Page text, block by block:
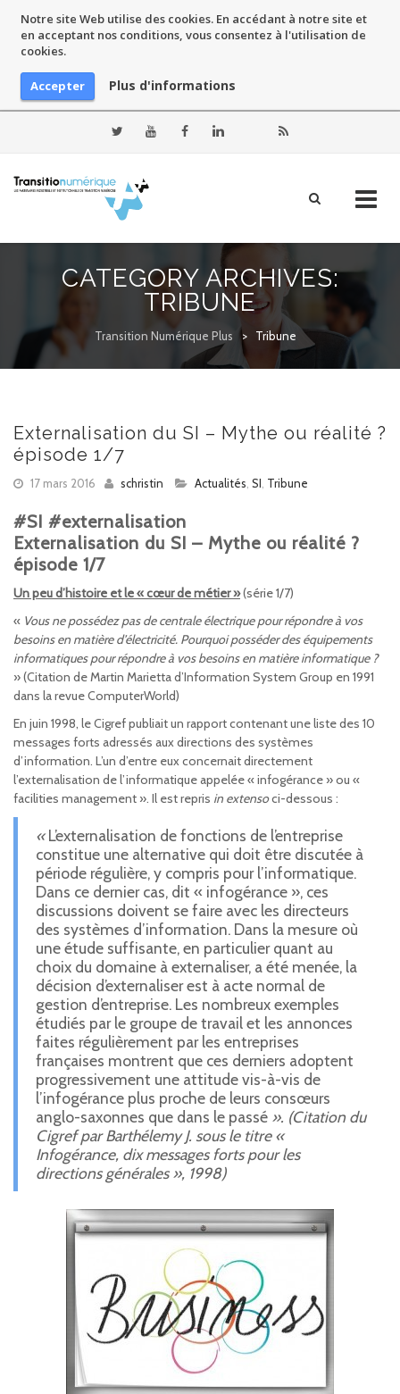
Notre site Web utilise des cookies. En accédant à notre site et
en acceptant nos conditions, vous consentez à l'utilisation de
cookies.
Accepter Plus d'informations
CATEGORY ARCHIVES:
TRIBUNE
Transition Numérique Plus > Tribune
Externalisation du SI – Mythe ou réalité ?
épisode 1/7
17 mars 2016 schristin Actualités SI Tribune
#SI #externalisation
Externalisation du SI – Mythe ou réalité ?
épisode 1/7
Un peu d’histoire et le « cœur de métier »(série 1/7)
« Vous ne possédez pas de centrale électrique pour répondre à vos
besoins en matière d’électricité. Pourquoi posséder des équipements
informatiques pour répondre à vos besoins en matière informatique ?
» (Citation de Martin Marietta d’Information System Group en 1991
dans la revue ComputerWorld)
En juin 1998, le Cigref publiait un rapport contenant une liste des 10
messages forts adressés aux directions des systèmes
d’information. L’un d’entre eux concernait directement
l’externalisation de l’informatique appelée « infogérance » ou «
facilities management ». Il est repris in extensoci-dessous :
«L’externalisation de fonctions de l’entreprise
constitue une alternative qui doit être discutée à
période régulière, y compris pour l’informatique.
Dans ce dernier cas, dit « infogérance », ces
discussions doivent se faire avec les directeurs
des systèmes d’information. Dans la mesure où
une étude suffisante, en particulier quant au
choix du domaine à externaliser, a été menée, la
décision d’externaliser est à acte normal de
gestion d’entreprise. Les nombreux exemples
étudiés par le groupe de travail et les annonces
faites régulièrement par les entreprises
françaises montrent que ces derniers adoptent
progressivement une attitude vis-à-vis de
l’infogérance plus proche de leurs consœurs
anglo-saxonnes que dans le passé ». (Citation du
Cigref par Barthélemy J. sous le titre «
Infogérance, dix messages forts pour les
directions générales », 1998)